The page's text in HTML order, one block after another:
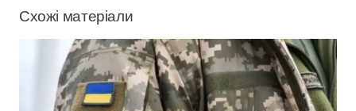
Схожі матеріали